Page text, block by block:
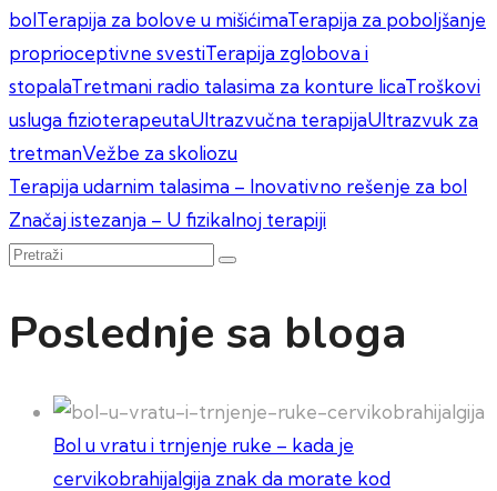
bolTerapija za bolove u mišićimaTerapija za poboljšanje
proprioceptivne svestiTerapija zglobova i
stopalaTretmani radio talasima za konture licaTroškovi
usluga fizioterapeutaUltrazvučna terapijaUltrazvuk za
tretmanVežbe za skoliozu
Kretanje
članka
Terapija udarnim talasima – Inovativno rešenje za bol
Značaj istezanja – U fizikalnoj terapiji
Pretraži
Poslednje sa bloga
Bol u vratu i trnjenje ruke – kada je
cervikobrahijalgija znak da morate kod